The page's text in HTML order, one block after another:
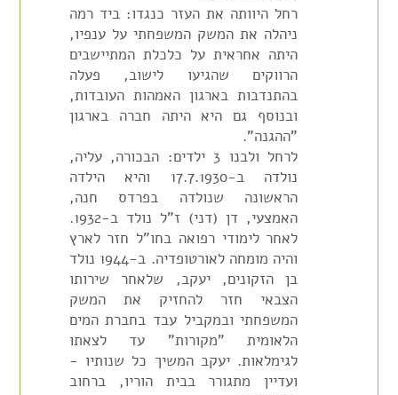
רחל היוותה את העזר כנגדו: ביד רמה
ניהלה את המשק המשפחתי על ענפיו,
היתה אחראית על כלכלת המתיישבים
הרווקים שהגיעו לישוב, פעלה
בהתנדבות בארגון האמהות העובדות,
ובנוסף גם היא היתה חברה בארגון
"ההגנה".
לרחל ולבנו 3 ילדים: הבכורה, עליה,
נולדה ב-17.7.1930 והיא הילדה
הראשונה שנולדה בפרדס חנה,
האמצעי, דן (דני) ז"ל נולד ב-1932.
לאחר לימודי רפואה בחו"ל חזר לארץ
והיה מומחה לאורטופדיה. ב-1944 נולד
בן הזקונים, יעקב, שלאחר שירותו
הצבאי חזר להחזיק את המשק
המשפחתי ובמקביל עבד בחברת המים
הלאומית "מקורות" עד לצאתו
לגימלאות. יעקב המשיך כל שנותיו -
ועדיין מתגורר בבית הוריו, ברחוב